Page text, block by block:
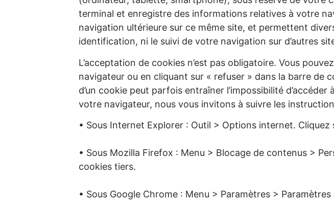
terminal et enregistre des informations relatives à votre
navigation ultérieure sur ce même site, et permettent
identification, ni le suivi de votre navigation sur d’autres
L’acceptation de cookies n’est pas obligatoire. Vous
navigateur ou en cliquant sur « refuser » dans la barre de
d’un cookie peut parfois entraîner l’impossibilité
votre navigateur, nous vous invitons à suivre les
• Sous Internet Explorer : Outil > Options internet.
• Sous Mozilla Firefox : Menu > Blocage de contenus >
cookies tiers.
• Sous Google Chrome : Menu > Paramètres >